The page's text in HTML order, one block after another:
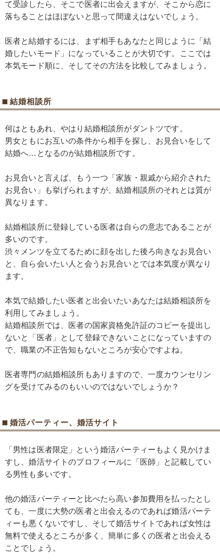
て受診したら、そこで医者に出会えますが、そこから恋に
落ちることはほぼないと思って間違えはないでしょう。
医者と結婚するには、まず相手もあなたと同じように「結
婚したいモード」になっていることが大切です。ここでは
本気モード順に、そしてその方法を比較してみましょう。
結婚相談所
何はともあれ、やはり結婚相談所がダントツです。
男女ともにお互いの条件から相手を探し、お見合いをして
結婚へ…となるのが結婚相談所です。
お見合いと言えば、もう一つ「家族・親戚から紹介された
お見合い」も挙げられますが、結婚相談所のそれとは質が
異なります。
結婚相談所に登録している医者は自らの意志であることが
多いのです。
渋々メンツを立てるために顔を出した後ろ向きなお見合い
と、自ら会いたい人と会うお見合いとでは本気度が異なり
ます。
本気で結婚したい医者と出会いたいあなたは結婚相談所を
利用してみましょう。
結婚相談所では、医者の国家資格免許証のコピーを提出し
ないと「医者」として登録できないことになっていますの
で、職業の不正告知もないところが安心ですよね。
医者専門の結婚相談所もありますので、一度カウンセリン
グを受けてみるのもいいのではないでしょうか？
婚活パーティー、婚活サイト
「男性は医者限定」という婚活パーティーもよく見かけま
すし、婚活サイトのプロフィールに「医師」と記載してい
る男性も多いです。
他の婚活パーティーと比べたら高い参加費用を払ったとし
ても、一度に大勢の医者と出会えるのであれば婚活パーテ
ィーも悪くないですし、そして婚活サイトであれば女性は
無料で使えるところが多く、簡単に多くの医者と出会える
ことでしょう。